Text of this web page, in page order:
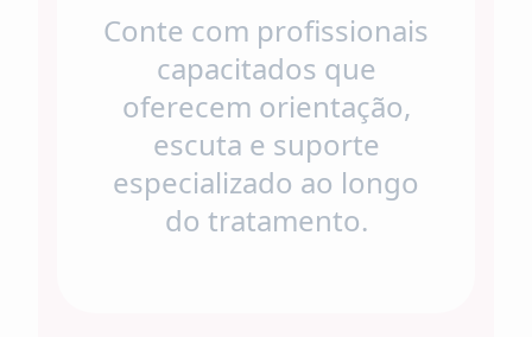
Conte com profissionais
capacitados que
oferecem orientação,
escuta e suporte
especializado ao longo
do tratamento.